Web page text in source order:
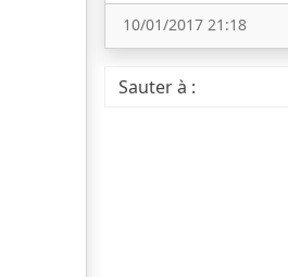
10/01/2017 21:18
Sauter à :